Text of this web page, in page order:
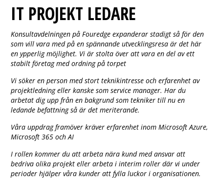
IT PROJEKT LEDARE
Konsultavdelningen på Fouredge expanderar stadigt så för den
som vill vara med på en spännande utvecklingsresa är det här
en ypperlig möjlighet. Vi är stolta över att vara en del av ett
stabilt företag med ordning på torpet
Vi söker en person med stort teknikintresse och erfarenhet av
projektledning eller kanske som service manager. Har du
arbetat dig upp från en bakgrund som tekniker till nu en
ledande befattning så är det meriterande.
Våra uppdrag framöver kräver erfarenhet inom Microsoft Azure,
Microsoft 365 och AI
I rollen kommer du att arbeta nära kund med ansvar att
bedriva olika projekt eller arbeta i interim roller där vi under
perioder hjälper våra kunder att fylla luckor i organisationen.